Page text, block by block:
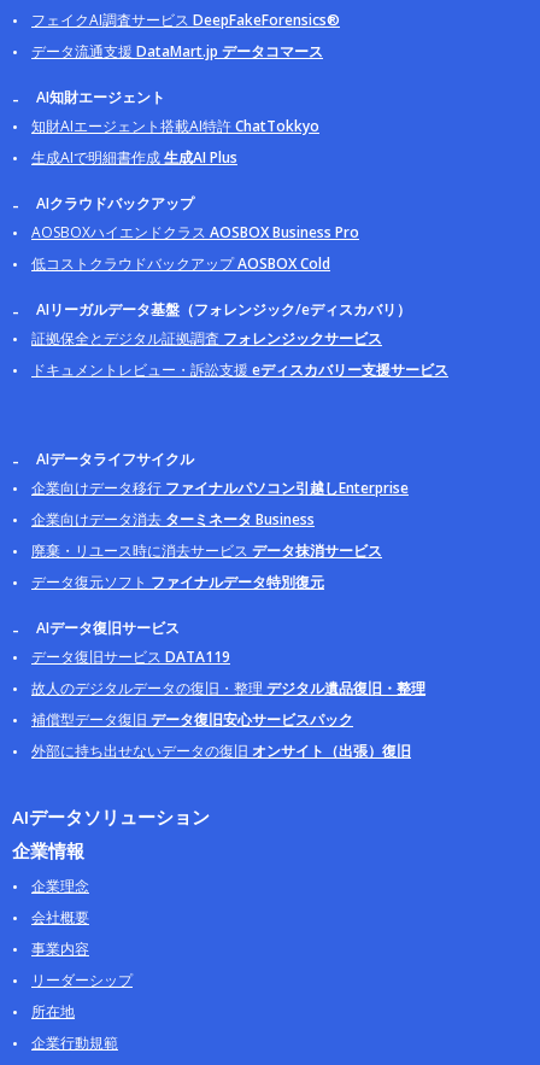
フェイクAI調査サービス DeepFakeForensics®
データ流通支援 DataMart.jp データコマース
AI知財エージェント
知財AIエージェント搭載AI特許ChatTokkyo
生成AIで明細書作成生成AI Plus
AIクラウドバックアップ
AOSBOXハイエンドクラス AOSBOX Business Pro
低コストクラウドバックアップAOSBOX Cold
AIリーガルデータ基盤（フォレンジック/eディスカバリ）
証拠保全とデジタル証拠調査 フォレンジックサービス
ドキュメントレビュー・訴訟支援 eディスカバリー支援サービス
AIデータライフサイクル
企業向けデータ移行 ファイナルパソコン引越しEnterprise
企業向けデータ消去 ターミネータ Business
廃棄・リユース時に消去サービス データ抹消サービス
データ復元ソフト ファイナルデータ特別復元
AIデータ復旧サービス
データ復旧サービス DATA119
故人のデジタルデータの復旧・整理 デジタル遺品復旧・整理
補償型データ復旧 データ復旧安心サービスパック
外部に持ち出せないデータの復旧 オンサイト（出張）復旧
AIデータソリューション
企業情報
企業理念
会社概要
事業内容
リーダーシップ
所在地
企業行動規範